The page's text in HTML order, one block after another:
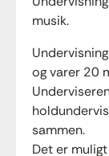
musik.
og varer 20
sammen.
Det er